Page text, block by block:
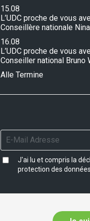
15.08
L’UDC proche de vous
Conseillère nationale
16.08
L’UDC proche de vous
Conseiller national Bruno
Alle Termine
J'ai lu et compris la
protection des données